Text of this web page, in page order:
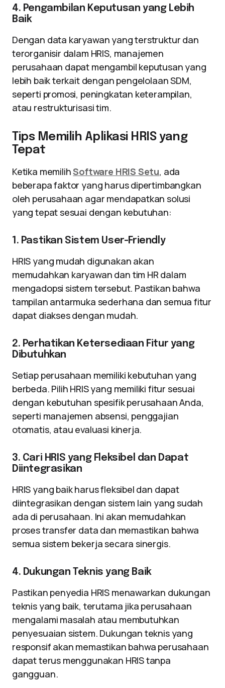
4. Pengambilan Keputusan yang Lebih
Baik
Dengan data karyawan yang terstruktur dan
terorganisir dalam HRIS, manajemen
perusahaan dapat mengambil keputusan yang
lebih baik terkait dengan pengelolaan SDM,
seperti promosi, peningkatan keterampilan,
atau restrukturisasi tim.
Tips Memilih Aplikasi HRIS yang
Tepat
Ketika memilihSoftware HRIS Setu, ada
beberapa faktor yang harus dipertimbangkan
oleh perusahaan agar mendapatkan solusi
yang tepat sesuai dengan kebutuhan:
1. Pastikan Sistem User-Friendly
HRIS yang mudah digunakan akan
memudahkan karyawan dan tim HR dalam
mengadopsi sistem tersebut. Pastikan bahwa
tampilan antarmuka sederhana dan semua fitur
dapat diakses dengan mudah.
2. Perhatikan Ketersediaan Fitur yang
Dibutuhkan
Setiap perusahaan memiliki kebutuhan yang
berbeda. Pilih HRIS yang memiliki fitur sesuai
dengan kebutuhan spesifik perusahaan Anda,
seperti manajemen absensi, penggajian
otomatis, atau evaluasi kinerja.
3. Cari HRIS yang Fleksibel dan Dapat
Diintegrasikan
HRIS yang baik harus fleksibel dan dapat
diintegrasikan dengan sistem lain yang sudah
ada di perusahaan. Ini akan memudahkan
proses transfer data dan memastikan bahwa
semua sistem bekerja secara sinergis.
4. Dukungan Teknis yang Baik
Pastikan penyedia HRIS menawarkan dukungan
teknis yang baik, terutama jika perusahaan
mengalami masalah atau membutuhkan
penyesuaian sistem. Dukungan teknis yang
responsif akan memastikan bahwa perusahaan
dapat terus menggunakan HRIS tanpa
gangguan.